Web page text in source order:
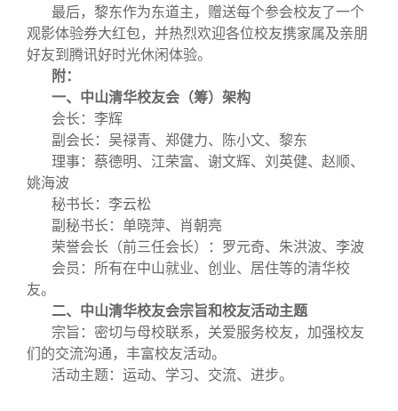
最后，黎东作为东道主，赠送每个参会校友了一个
观影体验券大红包，并热烈欢迎各位校友携家属及亲朋
好友到腾讯好时光休闲体验。
附：
一、中山清华校友会（筹）架构
会长：李辉
副会长：吴禄青、郑健力、陈小文、黎东
理事：蔡德明、江荣富、谢文辉、刘英健、赵顺、
姚海波
秘书长：李云松
副秘书长：单晓萍、肖朝亮
荣誉会长（前三任会长）：罗元奇、朱洪波、李波
会员：所有在中山就业、创业、居住等的清华校
友。
二、中山清华校友会宗旨和校友活动主题
宗旨：密切与母校联系，关爱服务校友，加强校友
们的交流沟通，丰富校友活动。
活动主题：运动、学习、交流、进步。